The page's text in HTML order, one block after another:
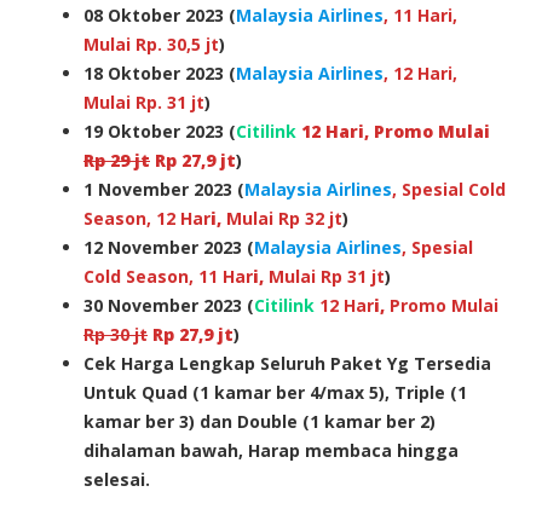
08 Oktober 2023 (Malaysia Airlines, 11 Hari,
Mulai Rp. 30,5 jt)
18 Oktober 2023 (Malaysia Airlines, 12 Hari,
Mulai Rp. 31 jt)
19 Oktober 2023 (Citilink 12 Hari, Promo Mulai
Rp 29 jt Rp 27,9 jt)
1 November 2023 (Malaysia Airlines, Spesial Cold
Season, 12 Hari, Mulai Rp 32 jt)
12 November 2023 (Malaysia Airlines, Spesial
Cold Season, 11 Hari, Mulai Rp 31 jt)
30 November 2023 (Citilink 12 Hari, Promo Mulai
Rp 30 jt Rp 27,9jt)
Cek Harga Lengkap Seluruh Paket Yg Tersedia
Untuk Quad (1 kamar ber 4/max 5), Triple (1
kamar ber 3) dan Double (1 kamar ber 2)
dihalaman bawah, Harap membaca hingga
selesai.